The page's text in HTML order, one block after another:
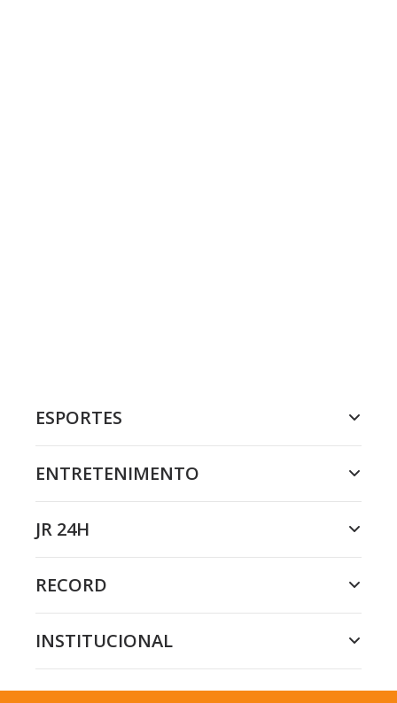
ESPORTES
ENTRETENIMENTO
JR 24H
RECORD
INSTITUCIONAL